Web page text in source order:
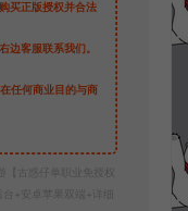
买正版授权并合法
边客服联系我们。
任何商业目的与商
【古惑仔单职业免授权
+安卓苹果双端+详细